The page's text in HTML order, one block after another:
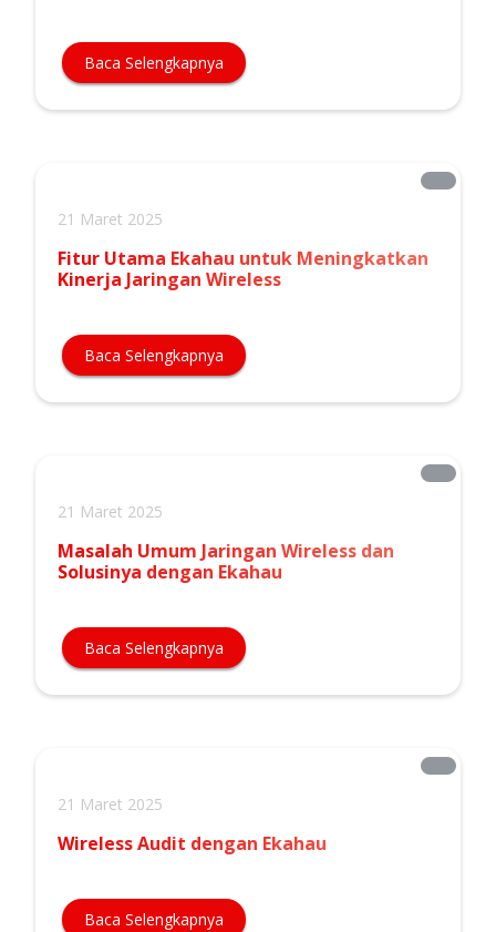
Baca Selengkapnya
21 Maret 2025
Fitur Utama Ekahau untuk Meningkatkan
Kinerja Jaringan Wireless
Baca Selengkapnya
21 Maret 2025
Masalah Umum Jaringan Wireless dan
Solusinya dengan Ekahau
Baca Selengkapnya
21 Maret 2025
Wireless Audit dengan Ekahau
Baca Selengkapnya